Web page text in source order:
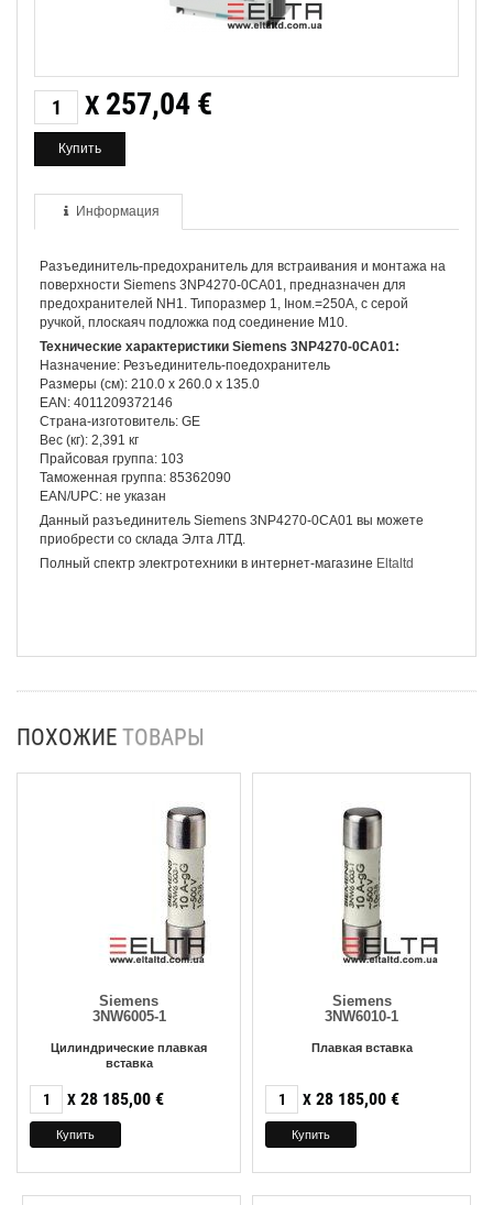
X 257,04 €
Информация
Разъединитель-предохранитель для встраивания и монтажа на
поверхности Siemens 3NP4270-0CA01, предназначен для
предохранителей NH1. Типоразмер 1, Iном.=250A, с серой
ручкой, плоскаяч подложка под соединение M10.
Технические характеристики Siemens 3NP4270-0CA01:
Назначение: Резъединитель-поедохранитель
Размеры (см): 210.0 x 260.0 x 135.0
EAN: 4011209372146
Страна-изготовитель: GE
Вес (кг): 2,391 кг
Прайсовая группа: 103
Таможенная группа: 85362090
EAN/UPC: не указан
Данный разъединитель Siemens 3NP4270-0CA01 вы можете
приобрести со склада Элта ЛТД.
Полный спектр электротехники в интернет-магазине Eltaltd
ПОХОЖИЕ ТОВАРЫ
Siemens
3NW6005-1
Цилиндрические плавкая
вставка
X 28 185,00 €
Siemens
3NW6010-1
Плавкая вставка
X 28 185,00 €